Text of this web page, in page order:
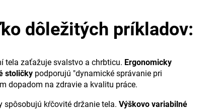
dôležitých príkladov:
tela zaťažuje svalstvo a chrbticu. Ergonomicky
stoličky podporujú "dynamické správanie pri
dopadom na zdravie a kvalitu práce.
spôsobujú kŕčovité držanie tela. Výškovo variabilné